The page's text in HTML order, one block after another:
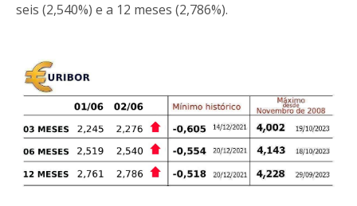
seis (2,540%) e a 12 meses (2,786%).